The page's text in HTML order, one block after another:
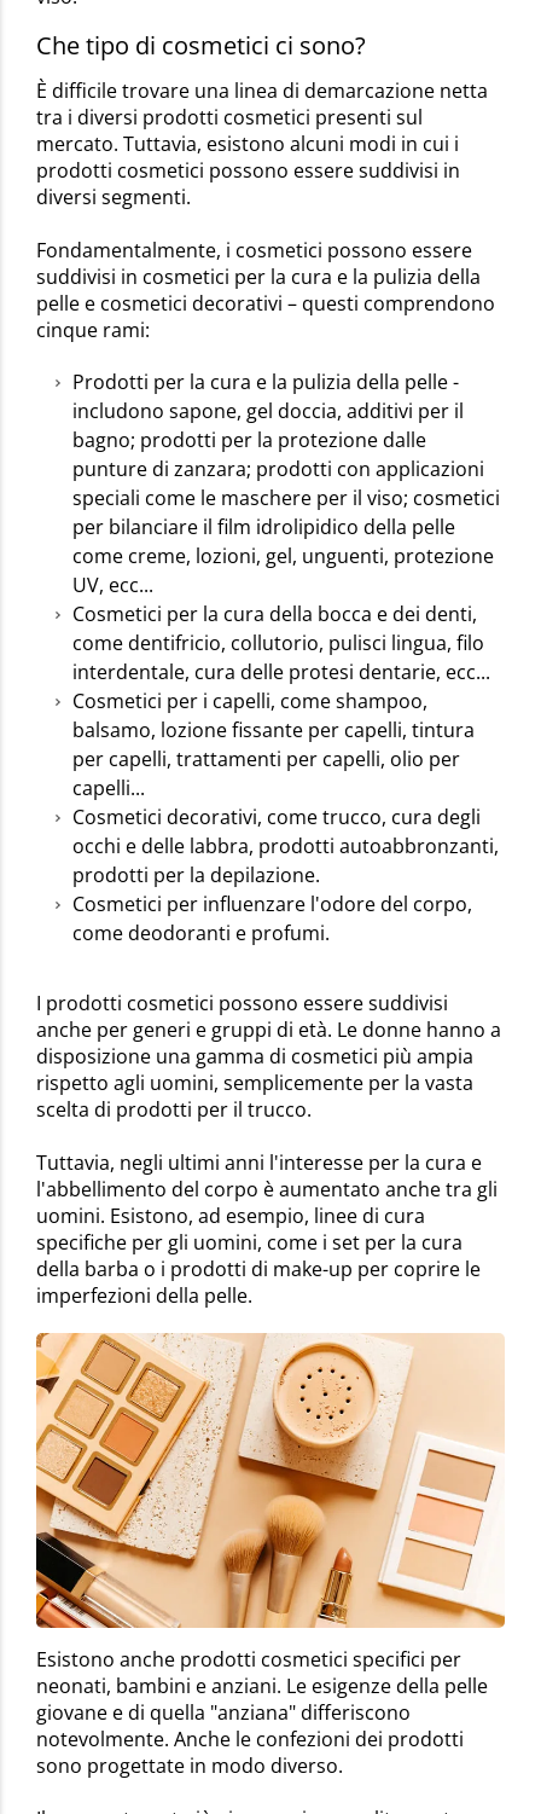
Che tipo di cosmetici ci sono?
È difficile trovare una linea di demarcazione netta
tra i diversi prodotti cosmetici presenti sul
mercato. Tuttavia, esistono alcuni modi in cui i
prodotti cosmetici possono essere suddivisi in
diversi segmenti.
Fondamentalmente, i cosmetici possono essere
suddivisi in cosmetici per la cura e la pulizia della
pelle e cosmetici decorativi – questi comprendono
cinque rami:
Prodotti per la cura e la pulizia della pelle -
includono sapone, gel doccia, additivi per il
bagno; prodotti per la protezione dalle
punture di zanzara; prodotti con applicazioni
speciali come le maschere per il viso; cosmetici
per bilanciare il film idrolipidico della pelle
come creme, lozioni, gel, unguenti, protezione
UV, ecc...
Cosmetici per la cura della bocca e dei denti,
come dentifricio, collutorio, pulisci lingua, filo
interdentale, cura delle protesi dentarie, ecc...
Cosmetici per i capelli, come shampoo,
balsamo, lozione fissante per capelli, tintura
per capelli, trattamenti per capelli, olio per
capelli...
Cosmetici decorativi, come trucco, cura degli
occhi e delle labbra, prodotti autoabbronzanti,
prodotti per la depilazione.
Cosmetici per influenzare l'odore del corpo,
come deodoranti e profumi.
I prodotti cosmetici possono essere suddivisi
anche per generi e gruppi di età. Le donne hanno a
disposizione una gamma di cosmetici più ampia
rispetto agli uomini, semplicemente per la vasta
scelta di prodotti per il trucco.
Tuttavia, negli ultimi anni l'interesse per la cura e
l'abbellimento del corpo è aumentato anche tra gli
uomini. Esistono, ad esempio, linee di cura
specifiche per gli uomini, come i set per la cura
della barba o i prodotti di make-up per coprire le
imperfezioni della pelle.
Esistono anche prodotti cosmetici specifici per
neonati, bambini e anziani. Le esigenze della pelle
giovane e di quella "anziana" differiscono
notevolmente. Anche le confezioni dei prodotti
sono progettate in modo diverso.